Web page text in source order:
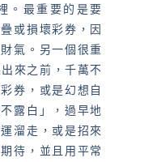
。最重要的是要
或損壞彩券，因
氣。另一個很重
來之前，千萬不
券，或是幻想自
露白」，過早地
溜走，或是招來
待，並且用平常